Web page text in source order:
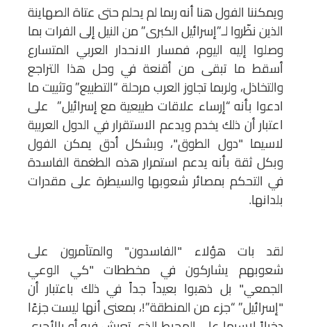
ويمكننا الفول هنا أنه ربما لم يحلم حتى عتاة الصهاينة
الذين نظّروا لـ”إسرائيل الكبرى” من النيل إلى الفرات بما
وصلوا إليه اليوم، فمسار الانحدار العربي المتسارع
أسقط ما تبقى من أقنعة في وحل هذا التراجع
والتخاذل، ولربما تجاوز العرب مرحلة “التطبيع” وتثبيت ما
ادعوا بأنه “إرساء علاقات طبيعية مع إسرائيل” على
اعتبار أن ذلك يخدم ويدعم الاستقرار في الدول العربية
لاسيما "دول الطوق"، وبشكل أدق يمكن الفول
وبكل ثقة بأنه يدعم استمرار هذه الطغمة الفاسدة
في التحكم بمصائر شعوبها والسيطرة على مقدرات
بلدانها.
لقد بات هؤلاء "الفاسدون" والمتآمرون على
شعوبهم يشاركون في مخططات "كي الوعي
الجمعي" بل ذهبوا بعيداً جداً في ذلك باعتبار أن
"إسرائيل” “جزء من المنطقة”!، بمعنى أنها ليست جزءًا